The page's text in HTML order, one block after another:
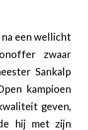
een wellicht
zwaar
Sankalp
kampioen
geven,
hij met zijn